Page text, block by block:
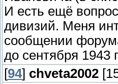
И есть ещё
дивизий. Меня
сообщении
до сентября 1943
[94] chveta2002